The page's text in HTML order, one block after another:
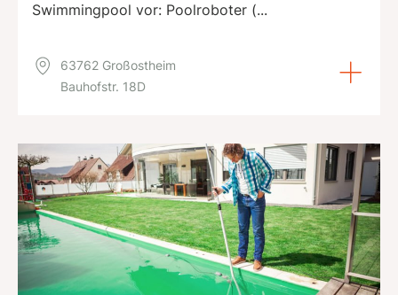
Swimmingpool vor: Poolroboter (...
63762 Großostheim
Bauhofstr. 18D